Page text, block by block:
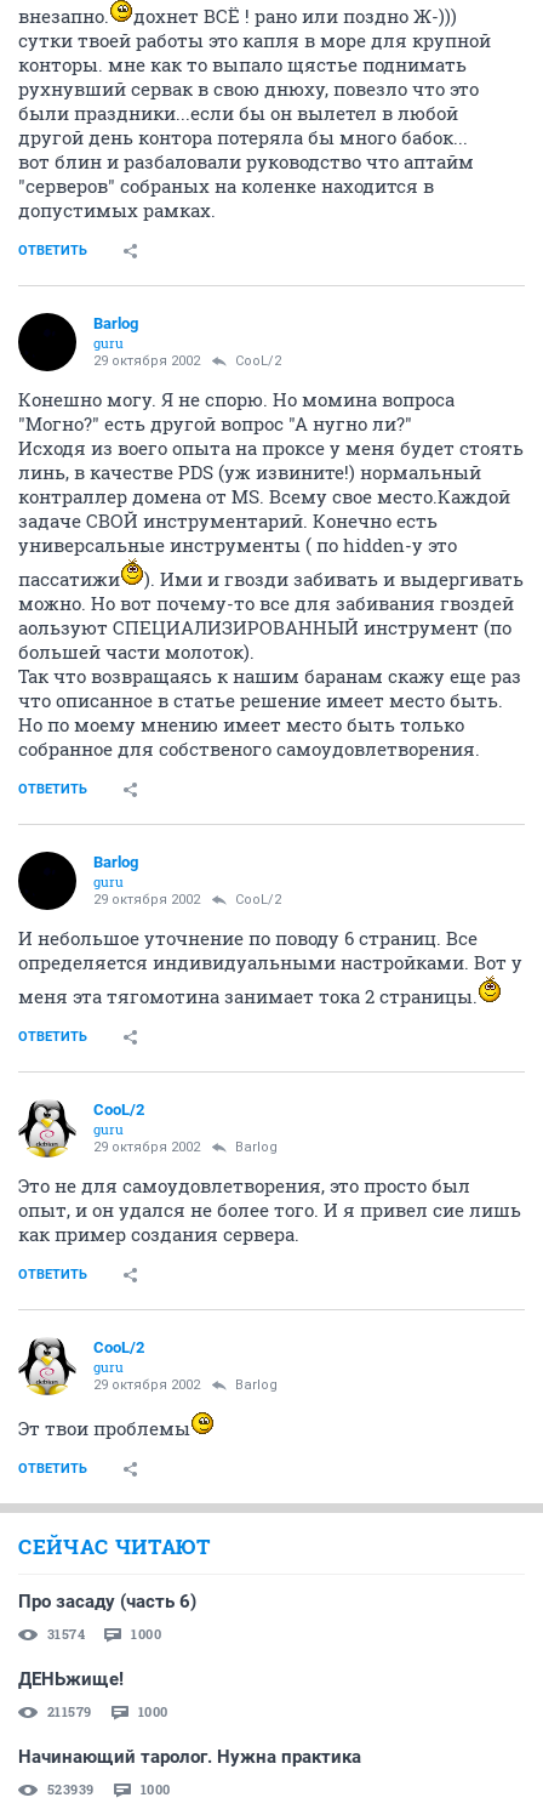
внезапно.
дохнет ВСЁ ! рано или поздно Ж-)))
сутки твоей работы это капля в море для крупной
конторы. мне как то выпало щястье поднимать
рухнувший сервак в свою днюху, повезло что это
были праздники...если бы он вылетел в любой
другой день контора потеряла бы много бабок...
вот блин и разбаловали руководство что аптайм
"серверов" собраных на коленке находится в
допустимых рамках.
ОТВЕТИТЬ
Barlog
guru
29 октября 2002 CooL/2
Конешно могу. Я не спорю. Но момина вопроса
"Могно?" есть другой вопрос "А нугно ли?"
Исходя из воего опыта на проксе у меня будет стоять
линь, в качестве PDS (уж извините!) нормальный
контраллер домена от MS. Всему свое место.Каждой
задаче СВОЙ инструментарий. Конечно есть
универсальные инструменты ( по hidden-у это
пассатижи
). Ими и гвозди забивать и выдергивать
можно. Но вот почему-то все для забивания гвоздей
аользуют СПЕЦИАЛИЗИРОВАННЫЙ инструмент (по
большей части молоток).
Так что возвращаясь к нашим баранам скажу еще раз
что описанное в статье решение имеет место быть.
Но по моему мнению имеет место быть только
собранное для собственого самоудовлетворения.
ОТВЕТИТЬ
Barlog
guru
29 октября 2002 CooL/2
И небольшое уточнение по поводу 6 страниц. Все
определяется индивидуальными настройками. Вот у
меня эта тягомотина занимает тока 2 страницы.
ОТВЕТИТЬ
CooL/2
guru
29 октября 2002 Barlog
Это не для самоудовлетворения, это просто был
опыт, и он удался не более того. И я привел сие лишь
как пример создания сервера.
ОТВЕТИТЬ
CooL/2
guru
29 октября 2002 Barlog
Эт твои проблемы
ОТВЕТИТЬ
СЕЙЧАС ЧИТАЮТ
Про засаду (часть 6)
31574 1000
ДЕНЬжище!
211579 1000
Начинающий таролог. Нужна практика
523939 1000